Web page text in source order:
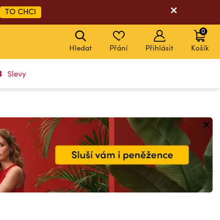
TO CHCI
Slevy
Hledat Přání Přihlásit Košík
0